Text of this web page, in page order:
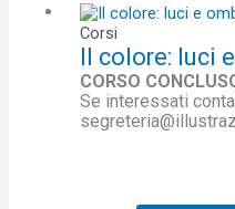
Corsi
Il colore: luci
CORSO
Se interessati